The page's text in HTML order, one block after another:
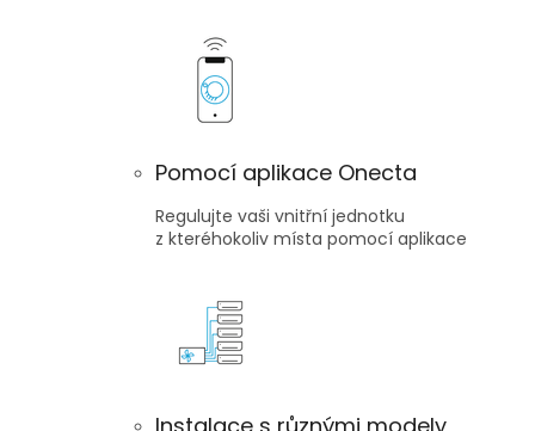
Pomocí aplikace Onecta
Regulujte vaši vnitřní jednotku
z kteréhokoliv místa pomocí aplikace